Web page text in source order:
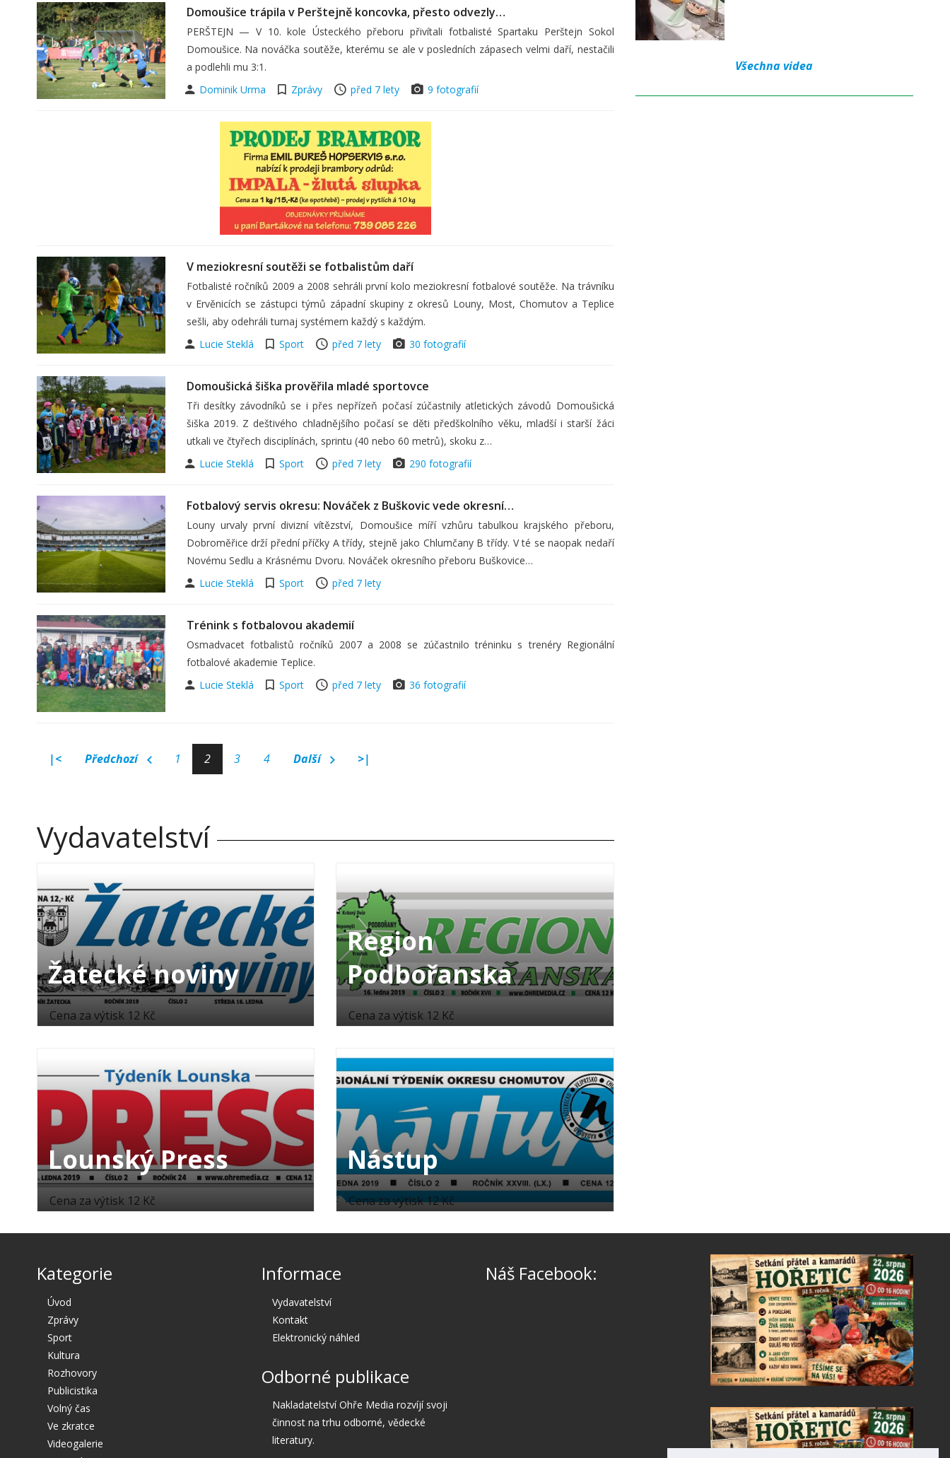
Domoušice trápila v Perštejně koncovka, přesto odvezly…
PERŠTEJN — V 10. kole Ústeckého přeboru přivítali fotbalisté Spartaku Perštejn Sokol
Domoušice. Na nováčka soutěže, kterému se ale v posledních zápasech velmi daří, nestačili
a podlehli mu 3:1.
Dominik Urma
Zprávy před 7 lety 9 fotografií
V meziokresní soutěži se fotbalistům daří
Fotbalisté ročníků 2009 a 2008 sehráli první kolo meziokresní fotbalové soutěže. Na trávníku
v Ervěnicích se zástupci týmů západní skupiny z okresů Louny, Most, Chomutov a Teplice
sešli, aby odehráli turnaj systémem každý s každým.
Lucie Steklá
Sport před 7 lety 30 fotografií
Domoušická šiška prověřila mladé sportovce
Tři desítky závodníků se i přes nepřízeň počasí zúčastnily atletických závodů Domoušická
šiška 2019. Z deštivého chladnějšího počasí se děti předškolního věku, mladší i starší žáci
utkali ve čtyřech disciplínách, sprintu (40 nebo 60 metrů), skoku z…
Lucie Steklá
Sport před 7 lety 290 fotografií
Fotbalový servis okresu: Nováček z Buškovic vede okresní…
Louny urvaly první divizní vítězství, Domoušice míří vzhůru tabulkou krajského přeboru,
Dobroměřice drží přední příčky A třídy, stejně jako Chlumčany B třídy. V té se naopak nedaří
Novému Sedlu a Krásnému Dvoru. Nováček okresního přeboru Buškovice…
Lucie Steklá
Sport před 7 lety
Trénink s fotbalovou akademií
Osmadvacet fotbalistů ročníků 2007 a 2008 se zúčastnilo tréninku s trenéry Regionální
fotbalové akademie Teplice.
Lucie Steklá
Sport před 7 lety 36 fotografií
|< Předchozí 1 2 3 4 Další >|
Vydavatelství
Žatecké noviny
Cena za výtisk 12 Kč
Lounský Press
Cena za výtisk 12 Kč
Region
Podbořanska
Cena za výtisk 12 Kč
Nástup
Cena za výtisk 12 Kč
Všechna videa
Kategorie
Úvod
Zprávy
Sport
Kultura
Rozhovory
Publicistika
Volný čas
Ve zkratce
Videogalerie
Informace
Vydavatelství
Kontakt
Elektronický náhled
Odborné publikace
Nakladatelství Ohře Media rozvíjí svoji
činnost na trhu odborné, vědecké
literatury.
Náš Facebook: